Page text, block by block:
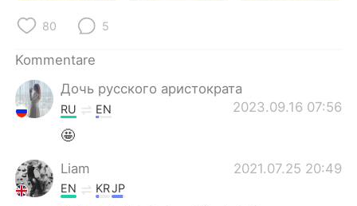
80 5
Kommentare
Дочь русского аристократа
2023.09.16 07:56
RU EN
🤩
Liam 2021.07.25 20:49
EN KRJP